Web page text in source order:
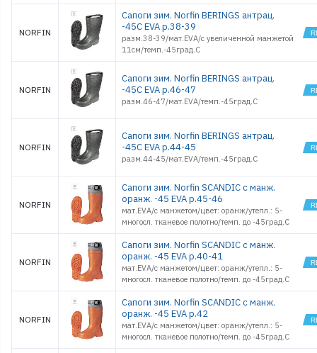
NORFIN
Сапоги зим. Norfin BERINGS антрац.
-45С EVA р.38-39
разм.38-39/мат.EVA/с увеличенной манжетой
11см/темп.-45град.С
NORFIN
Сапоги зим. Norfin BERINGS антрац.
-45С EVA р.46-47
разм.46-47/мат.EVA/темп.-45град.С
NORFIN
Сапоги зим. Norfin BERINGS антрац.
-45С EVA р.44-45
разм.44-45/мат.EVA/темп.-45град.С
NORFIN
Сапоги зим. Norfin SCANDIC с манж.
оранж. -45 EVA р.45-46
мат.EVA/с манжетом/цвет: оранж/утепл.: 5-
многосл. тканевое полотно/темп. до -45град.С
NORFIN
Сапоги зим. Norfin SCANDIC с манж.
оранж. -45 EVA р.40-41
мат.EVA/с манжетом/цвет: оранж/утепл.: 5-
многосл. тканевое полотно/темп. до -45град.С
NORFIN
Сапоги зим. Norfin SCANDIC с манж.
оранж. -45 EVA р.42
мат.EVA/с манжетом/цвет: оранж/утепл.: 5-
многосл. тканевое полотно/темп. до -45град.С